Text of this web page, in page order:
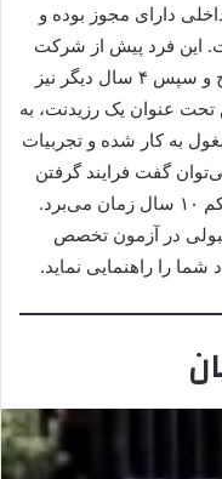
دارای مجوز بوده و
این فرد پیش از شرکت
در آزمون تخصص، به مدت ۴ سال در کالج و سپس ۴ سال دیگر نیز
تحت عنوان یک رزیدنت، به
به کار شده و تجربیات
گفت فرایند گرفتن
تخصص در حوزه غدد و متابولیسم دست کم ۱۰ سال زمان می‌برد.
در آزمون تخصص
شما را راهنمایی نماید.